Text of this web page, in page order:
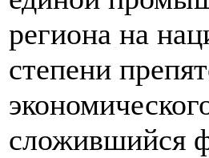
региона на
степени
сложившийся